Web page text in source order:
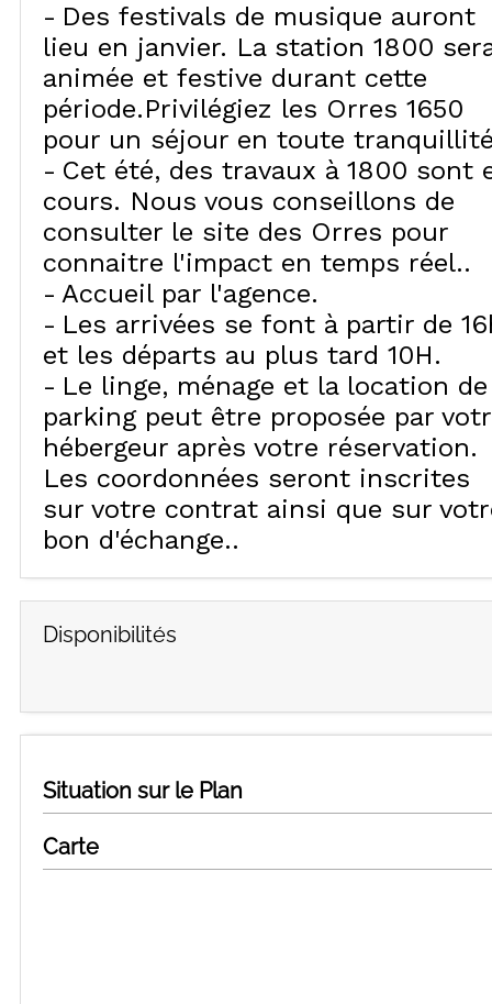
Des festivals de musique auront
lieu en janvier. La station 1800
animée et festive durant cette
période.Privilégiez les Orres 1650
pour un séjour en toute
Cet été, des travaux à 1800 sont
cours. Nous vous conseillons de
consulter le site des Orres pour
connaitre l'impact en temps réel.
Accueil par l'agence
Les arrivées se font à partir de
et les départs au plus tard 10H
Le linge, ménage et la location de
parking peut être proposée par
hébergeur après votre réservation.
Les coordonnées seront inscrites
sur votre contrat ainsi que sur
bon d'échange.
Disponibilités
Situation sur le Plan
Carte